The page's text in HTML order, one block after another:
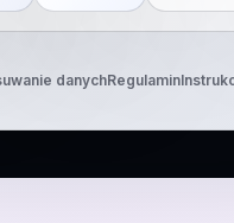
danychRegulamin